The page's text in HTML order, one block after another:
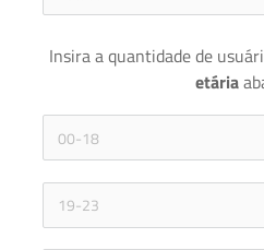
Insira a quantidade de
etária